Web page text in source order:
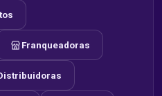
Franqueadoras